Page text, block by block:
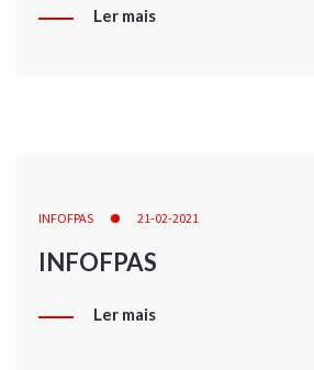
Ler mais
INFOFPAS 21-02-2021
INFOFPAS
Ler mais